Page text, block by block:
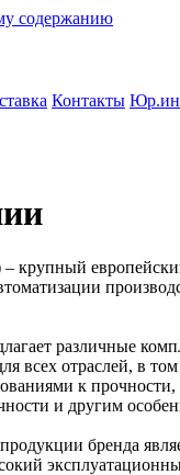
содержанию
Контакты
крупный
различные
всех отраслей, в
к прочности,
и другим
бренда